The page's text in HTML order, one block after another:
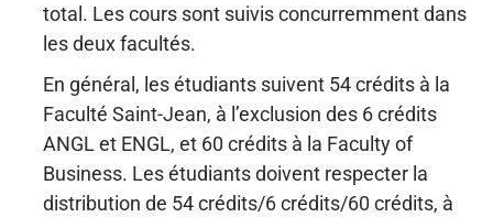
total. Les cours sont suivis concurremment dans
les deux facultés.
En général, les étudiants suivent 54 crédits à la
Faculté Saint-Jean, à l’exclusion des 6 crédits
ANGL et ENGL, et 60 crédits à la Faculty of
Business. Les étudiants doivent respecter la
distribution de 54 crédits/6 crédits/60 crédits, à